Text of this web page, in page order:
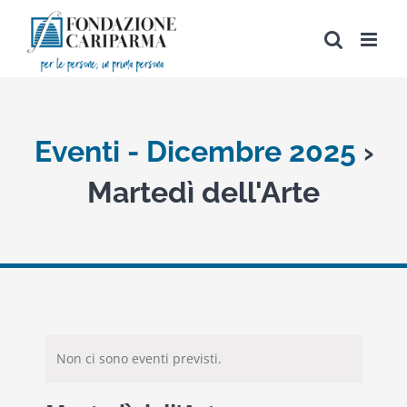
contenuto
Eventi - Dicembre 2025 ›
Martedì dell'Arte
Non ci sono eventi previsti.